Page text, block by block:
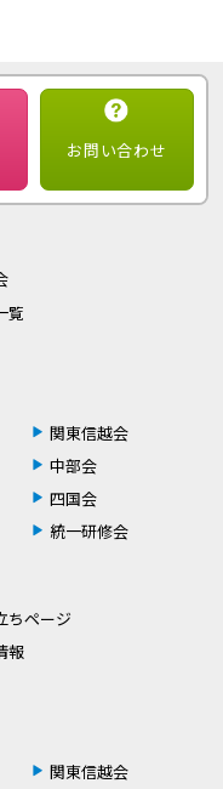
お問い合わせ
覧
関東信越会
中部会
四国会
統一研修会
ちページ
報
関東信越会